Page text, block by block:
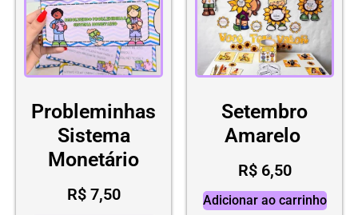
Probleminhas
Sistema
Monetário
R$7,50
Setembro
Amarelo
R$6,50
Adicionar ao carrinho